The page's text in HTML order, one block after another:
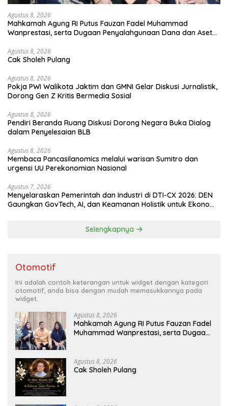
Agustus 8, 2026
Mahkamah Agung RI Putus Fauzan Fadel Muhammad
Wanprestasi, serta Dugaan Penyalahgunaan Dana dan Aset
Agustus 8, 2026
Cak Sholeh Pulang
Agustus 8, 2026
Pokja PWI Walikota Jaktim dan GMNI Gelar Diskusi Jurnalistik,
Dorong Gen Z Kritis Bermedia Sosial
Agustus 8, 2026
Pendiri Beranda Ruang Diskusi Dorong Negara Buka Dialog
dalam Penyelesaian BLB
Agustus 8, 2026
Membaca Pancasilanomics melalui warisan Sumitro dan
urgensi UU Perekonomian Nasional
Agustus 7, 2026
Menyelaraskan Pemerintah dan Industri di DTI-CX 2026: DEN
Gaungkan GovTech, AI, dan Keamanan Holistik untuk Ekonomi
Selengkapnya
Otomotif
Ini adalah contoh keterangan untuk widget dengan kategori
otomotif, anda bisa dengan mudah memasukkannya pada
widget.
Agustus 8, 2026
Mahkamah Agung RI Putus Fauzan Fadel
Muhammad Wanprestasi, serta Dugaan
Agustus 8, 2026
Cak Sholeh Pulang